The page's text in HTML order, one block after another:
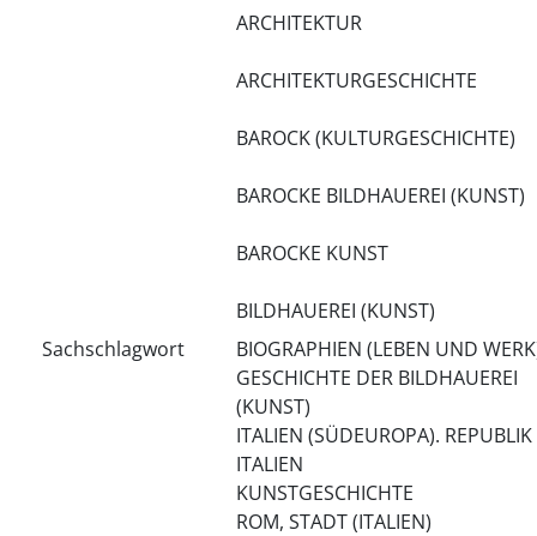
ARCHITEKTUR
ARCHITEKTURGESCHICHTE
BAROCK (KULTURGESCHICHTE)
BAROCKE BILDHAUEREI (KUNST)
BAROCKE KUNST
BILDHAUEREI (KUNST)
Sachschlagwort
BIOGRAPHIEN (LEBEN UND
GESCHICHTE DER BILDHAUEREI
(KUNST)
ITALIEN (SÜDEUROPA). REPUBLIK
ITALIEN
KUNSTGESCHICHTE
ROM, STADT (ITALIEN)